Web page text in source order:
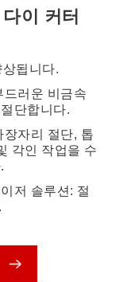
전스캔
을 위해 개발되어
, 위치 인식 및 절단
팅과 펀칭을 하나
스킷, 가죽, 고무,
이 커터
됩니다.
드러운 비금속
단합니다.
장자리 절단, 톱
각인 작업을 수
저 솔루션: 절